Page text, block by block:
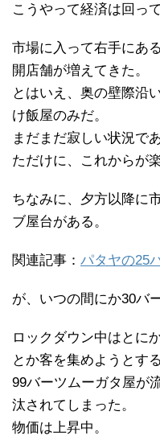
こうやって経済は回って
市場に入って右手にあ
開店舗が増えてきた。
とはいえ、奥の壁際沿
け飯屋のみだ。
まだまだ寂しい状況で
ただけに、これからが
ちなみに、夕方以降に
ブ屋台がある。
関連記事： パタヤの25
が、いつの間にか30バ
ロックダウン中はとに
とか客を集めようとす
99バーツムーガタ屋が
汰されてしまった。
物価は上昇中。